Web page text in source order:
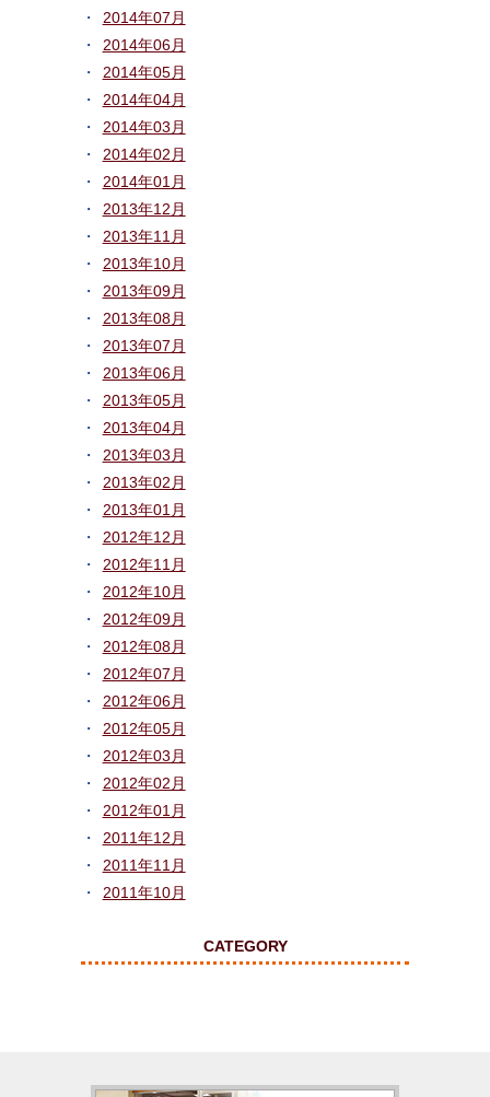
2014年07月
2014年06月
2014年05月
2014年04月
2014年03月
2014年02月
2014年01月
2013年12月
2013年11月
2013年10月
2013年09月
2013年08月
2013年07月
2013年06月
2013年05月
2013年04月
2013年03月
2013年02月
2013年01月
2012年12月
2012年11月
2012年10月
2012年09月
2012年08月
2012年07月
2012年06月
2012年05月
2012年03月
2012年02月
2012年01月
2011年12月
2011年11月
2011年10月
CATEGORY